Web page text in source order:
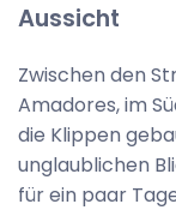
Aussicht
Zwischen den
Amadores, im
die Klippen
unglaublichen
für ein paar